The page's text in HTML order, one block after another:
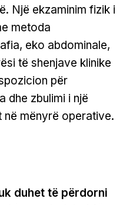
Një ekzaminim fizik i
metoda
eko abdominale,
të shenjave klinike
për
dhe zbulimi i një
në mënyrë operative.
duhet të përdorni